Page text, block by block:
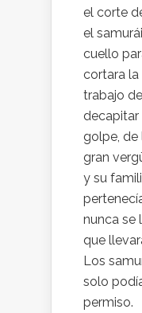
el corte
el
cuello
cortara
trabajo
decapitar
golpe, de
gran
y su
nunca se
que
Los
solo
permiso.